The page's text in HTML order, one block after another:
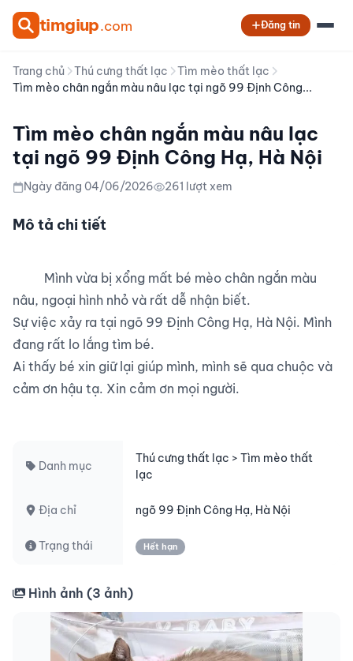
timgiup.com Đăng tin
Trang chủ Thú cưng thất lạc
Tìm mèo thất lạc
Tìm mèo chân ngắn màu nâu lạc tại ngõ 99 Định Công...
Tìm mèo chân ngắn màu nâu lạc
tại ngõ 99 Định Công Hạ, Hà Nội
Ngày đăng 04/06/2026 261 lượt xem
Mô tả chi tiết
nâu, ngoại hình nhỏ và rất dễ nhận biết.
Sự việc xảy ra tại ngõ 99 Định Công Hạ, Hà Nội. Mình
đang rất lo lắng tìm bé.
Ai thấy bé xin giữ lại giúp mình, mình sẽ qua chuộc và
cảm ơn hậu tạ. Xin cảm ơn mọi người.
Danh mục
Thú cưng thất lạc > Tìm mèo thất
lạc
Địa chỉ ngõ 99 Định Công Hạ, Hà Nội
Trạng thái Hết hạn
Hình ảnh (3 ảnh)